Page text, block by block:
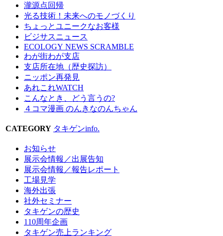
瀧源点回帰
光る技術！未来へのモノづくり
ちょっとユニークなお客様
ビジサスニュース
ECOLOGY NEWS SCRAMBLE
わが街わが支店
支店所在地（歴史探訪）
ニッポン再発見
あれこれWATCH
こんなとき、どう言うの?
４コマ漫画 のんきなのんちゃん
CATEGORY タキゲンinfo.
お知らせ
展示会情報／出展告知
展示会情報／報告レポート
工場見学
海外出張
社外セミナー
タキゲンの歴史
110周年企画
タキゲン売上ランキング